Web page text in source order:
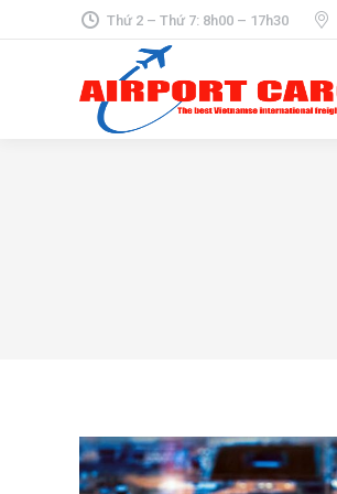
Thứ 2 – Thứ 7: 8h00 – 17h30